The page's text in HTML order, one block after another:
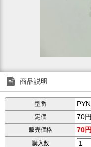
商品説明
型番
定価 70
販売価格 70
購入数